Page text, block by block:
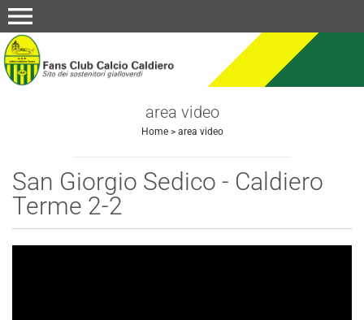
menu
area video
Home> area video
San Giorgio Sedico - Caldiero
Terme 2-2